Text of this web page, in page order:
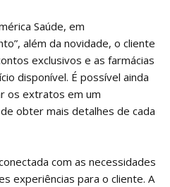
Saúde, em
além da novidade, o cliente
exclusivos e as farmácias
disponível. É possível ainda
os extratos em um
obter mais detalhes de cada
com as necessidades
experiências para o cliente. A